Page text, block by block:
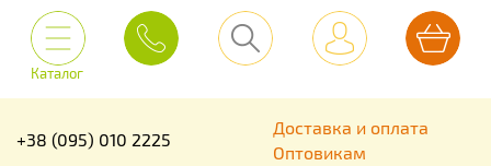
Каталог
+38 (095) 010 2225
Доставка и оплата
Оптовикам